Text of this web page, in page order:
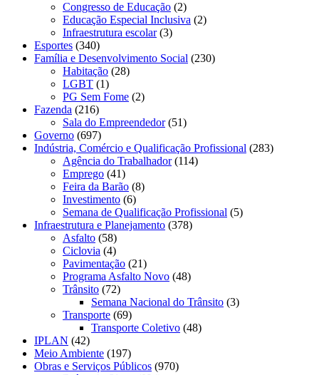
Congresso de Educação (2)
Educação Especial Inclusiva (2)
Infraestrutura escolar(3)
Esportes (340)
Família e Desenvolvimento Social (230)
Habitação (28)
LGBT (1)
PG Sem Fome (2)
Fazenda (216)
Sala do Empreendedor(51)
Governo (697)
Indústria, Comércio e Qualificação Profissional (283)
Agência do Trabalhador(114)
Emprego (41)
Feira da Barão (8)
Investimento (6)
Semana de Qualificação Profissional (5)
Infraestrutura e Planejamento (378)
Asfalto (58)
Ciclovia (4)
Pavimentação (21)
Programa Asfalto Novo (48)
Trânsito (72)
Semana Nacional do Trânsito (3)
Transporte (69)
Transporte Coletivo (48)
IPLAN (42)
Meio Ambiente (197)
Obras e Serviços Públicos (970)